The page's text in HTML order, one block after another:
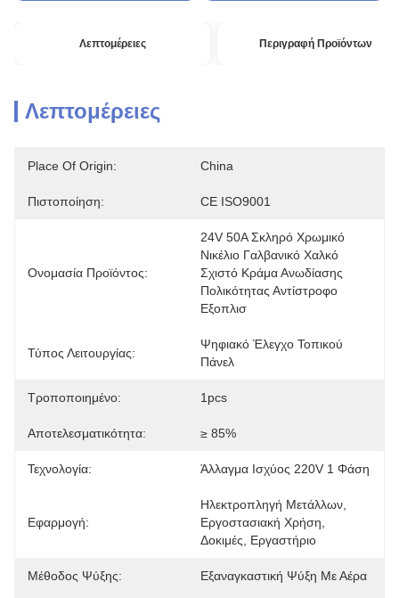
Λεπτομέρειες Περιγραφή Προϊόντων
Λεπτομέρειες
Place Of Origin: China
Πιστοποίηση: CE ISO9001
Ονομασία Προϊόντος:
24V 50A Σκληρό Χρωμικό
Νικέλιο Γαλβανικό Χαλκό
Σχιστό Κράμα Ανωδίασης
Πολικότητας Αντίστροφο
Εξοπλισ
Τύπος Λειτουργίας:
Ψηφιακό Έλεγχο Τοπικού
Πάνελ
Τροποποιημένο: 1pcs
Αποτελεσματικότητα: ≥ 85%
Τεχνολογία: Άλλαγμα Ισχύος 220V 1 Φάση
Εφαρμογή:
Ηλεκτροπληγή Μετάλλων,
Εργοστασιακή Χρήση,
Δοκιμές, Εργαστήριο
Μέθοδος Ψύξης: Εξαναγκαστική Ψύξη Με Αέρα